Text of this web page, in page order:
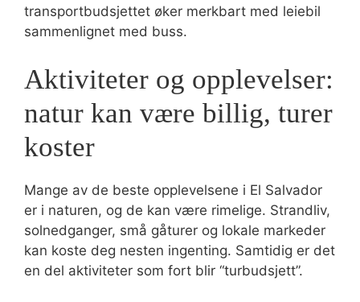
transportbudsjettet øker merkbart med leiebil
sammenlignet med buss.
Aktiviteter og opplevelser:
natur kan være billig, turer
koster
Mange av de beste opplevelsene i El Salvador
er i naturen, og de kan være rimelige. Strandliv,
solnedganger, små gåturer og lokale markeder
kan koste deg nesten ingenting. Samtidig er det
en del aktiviteter som fort blir “turbudsjett”.